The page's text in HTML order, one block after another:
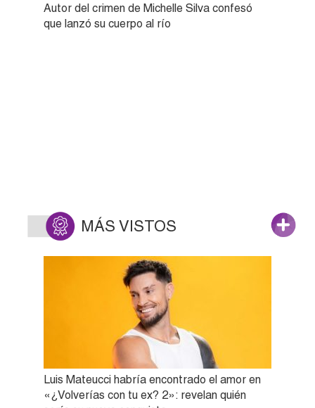
Autor del crimen de Michelle Silva confesó
que lanzó su cuerpo al río
MÁS VISTOS
Luis Mateucci habría encontrado el amor en
«¿Volverías con tu ex? 2»: revelan quién